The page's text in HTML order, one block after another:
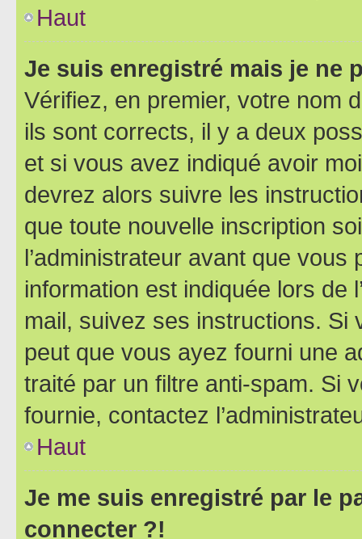
Haut
Je suis enregistré mais je ne
Vérifiez, en premier, votre nom
ils sont corrects, il y a deux
et si vous avez indiqué avoir
devrez alors suivre les
que toute nouvelle inscription
l’administrateur avant que
information est indiquée lors de
mail, suivez ses instructions. Si
peut que vous ayez fourni une
traité par un filtre anti-spam. Si
fournie, contactez
Haut
Je me suis enregistré par le
connecter ?!